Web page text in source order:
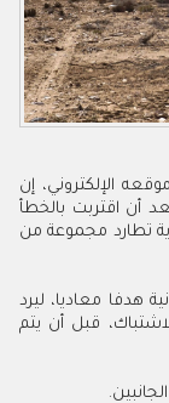
الإلكتروني، إن
أن اقتربت بالخطأ
تطارد مجموعة من
هدفا معاديا، ليرد
قبل أن يتم